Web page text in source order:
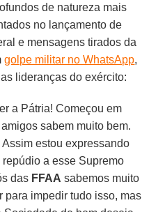
de natureza mais
no lançamento de
e mensagens tirados da
golpe militar no WhatsApp,
lideranças do exército:
a Pátria! Começou em
sabem muito bem.
estou expressando
a esse Supremo
das FFAA sabemos muito
para impedir tudo isso, mas